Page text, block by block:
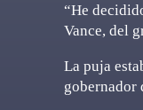
“He
Vance, del
La puja
gobernador